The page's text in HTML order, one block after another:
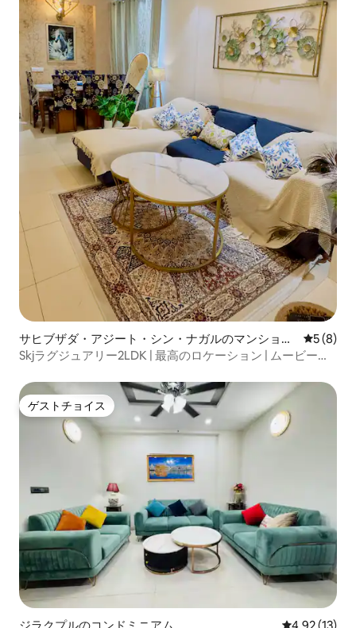
サヒブザダ・アジート・シン・ナガルのマンショ
ン・アパート
レビュー
5 (8)
Skjラグジュアリー2LDK | 最高のロケーション | ムービール
ゲストチョイス
ゲストチョイス